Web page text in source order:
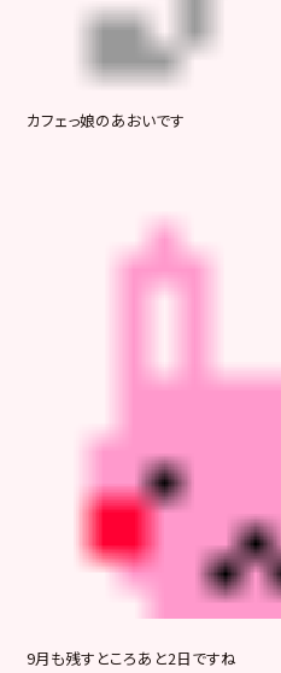
カフェっ娘のあおいです
9月も残すところあと2日ですね